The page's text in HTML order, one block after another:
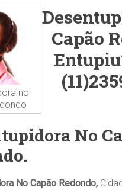
no
Capão
No
.
No Capão Redondo,